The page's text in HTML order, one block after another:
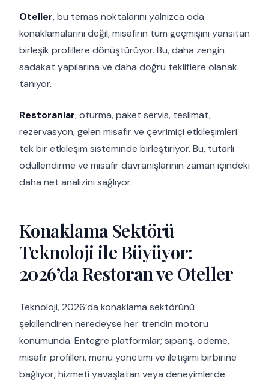
Oteller, bu temas noktalarını yalnızca oda
konaklamalarını değil, misafirin tüm geçmişini yansıtan
birleşik profillere dönüştürüyor. Bu, daha zengin
sadakat yapılarına ve daha doğru tekliflere olanak
tanıyor.
Restoranlar, oturma, paket servis, teslimat,
rezervasyon, gelen misafir ve çevrimiçi etkileşimleri
tek bir etkileşim sisteminde birleştiriyor. Bu, tutarlı
ödüllendirme ve misafir davranışlarının zaman içindeki
daha net analizini sağlıyor.
Konaklama Sektörü
Teknoloji ile Büyüyor:
2026’da Restoran ve Oteller
Teknoloji, 2026’da konaklama sektörünü
şekillendiren neredeyse her trendin motoru
konumunda. Entegre platformlar; sipariş, ödeme,
misafir profilleri, menü yönetimi ve iletişimi birbirine
bağlıyor, hizmeti yavaşlatan veya deneyimlerde